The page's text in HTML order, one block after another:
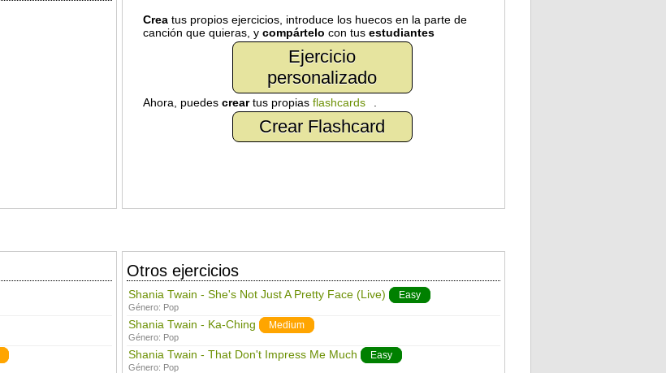
Creatus propios ejercicios, introduce los huecos en la parte de
canción que quieras, y compártelo con tus estudiantes
Ejercicio
personalizado
Ahora, puedes creartus propias flashcards
Crear Flashcard
Otros ejercicios
Shania Twain - She's Not Just A Pretty Face (Live) Easy
Género: Pop
Shania Twain - Ka-Ching Medium
Género: Pop
Shania Twain - That Don't Impress Me Much Easy
Género: Pop